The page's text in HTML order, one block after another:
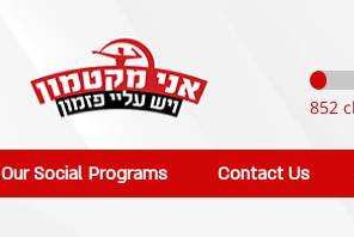
852
Our Social Programs Contact Us